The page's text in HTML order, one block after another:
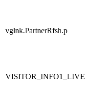
vglnk.PartnerRfsh.p
VISITOR_INFO1_LIVE